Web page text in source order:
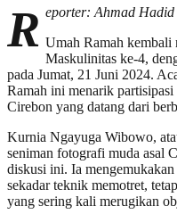
R eporter: Ahmad Hadid
Umah Ramah kembali
Maskulinitas ke-4,
pada Jumat, 21 Juni 2024.
Ramah ini menarik
Cirebon yang datang dari
Kurnia Ngayuga Wibowo,
seniman fotografi muda asal
diskusi ini. Ia
sekadar teknik memotret,
yang sering kali merugikan